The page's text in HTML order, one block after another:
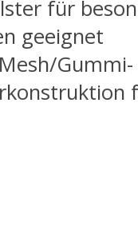
für
geeignet
Gummi-